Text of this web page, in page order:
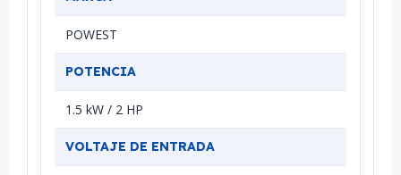
POWEST
POTENCIA
1.5 kW / 2 HP
VOLTAJE DE ENTRADA